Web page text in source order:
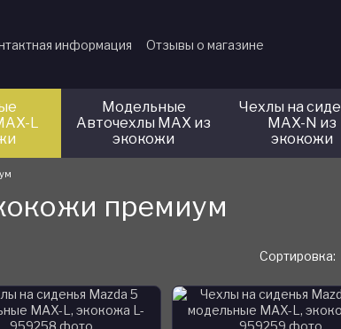
информация Отзывы о магазине
L
Модельные
Авточехлы MAX из
экокожи
Чехлы на
MAX-N из
экокожи
премиум
Сортировка: